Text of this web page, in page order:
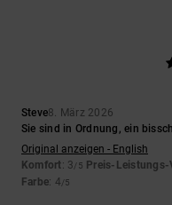
Steve8. März 2026
Sie sind in Ordnung, ein
Original anzeigen - English
Komfort: 3/5 Preis-
Farbe: 4/5